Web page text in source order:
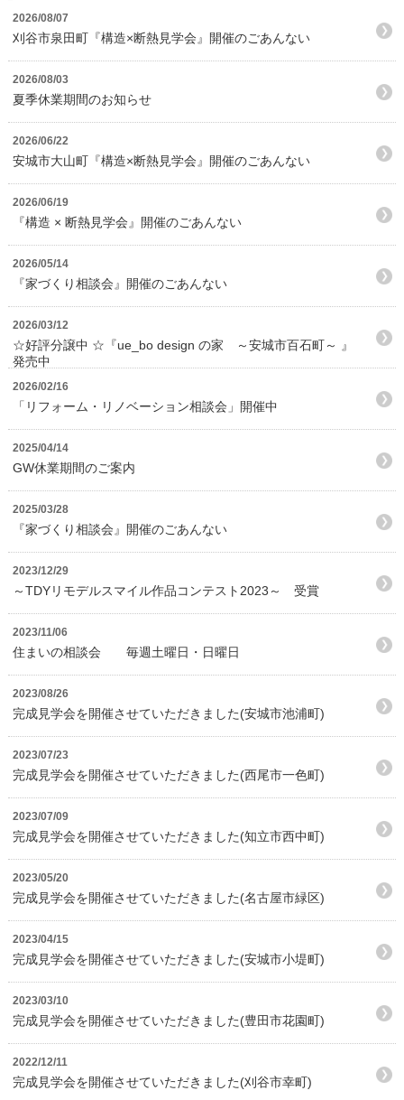
2026/08/07
刈谷市泉田町『構造×断熱見学会』開催のごあんない
2026/08/03
夏季休業期間のお知らせ
2026/06/22
安城市大山町『構造×断熱見学会』開催のごあんない
2026/06/19
『構造 × 断熱見学会』開催のごあんない
2026/05/14
『家づくり相談会』開催のごあんない
2026/03/12
☆好評分譲中 ☆『ue_bo design の家 ～安城市百石町～ 』
発売中
2026/02/16
「リフォーム・リノベーション相談会」開催中
2025/04/14
GW休業期間のご案内
2025/03/28
『家づくり相談会』開催のごあんない
2023/12/29
～TDYリモデルスマイル作品コンテスト2023～ 受賞
2023/11/06
住まいの相談会 毎週土曜日・日曜日
2023/08/26
完成見学会を開催させていただきました(安城市池浦町)
2023/07/23
完成見学会を開催させていただきました(西尾市一色町)
2023/07/09
完成見学会を開催させていただきました(知立市西中町)
2023/05/20
完成見学会を開催させていただきました(名古屋市緑区)
2023/04/15
完成見学会を開催させていただきました(安城市小堤町)
2023/03/10
完成見学会を開催させていただきました(豊田市花園町)
2022/12/11
完成見学会を開催させていただきました(刈谷市幸町)